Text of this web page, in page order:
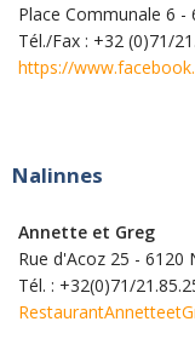
Place Communale 6 -
Tél./Fax : +32 (0)71/
https://
Nalinnes
Annette et Greg
Rue d'Acoz 25 - 6120
Tél. : +32(0)71/